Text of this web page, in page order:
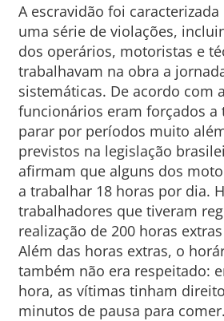
A escravidão foi
uma série de violações,
dos operários, motoristas e
trabalhavam na obra a
sistemáticas. De acordo com
funcionários eram forçados a
parar por períodos muito
previstos na legislação
afirmam que alguns dos
a trabalhar 18 horas por dia.
trabalhadores que tiveram
realização de 200 horas
Além das horas extras, o
também não era respeitado:
hora, as vítimas tinham
minutos de pausa para comer.